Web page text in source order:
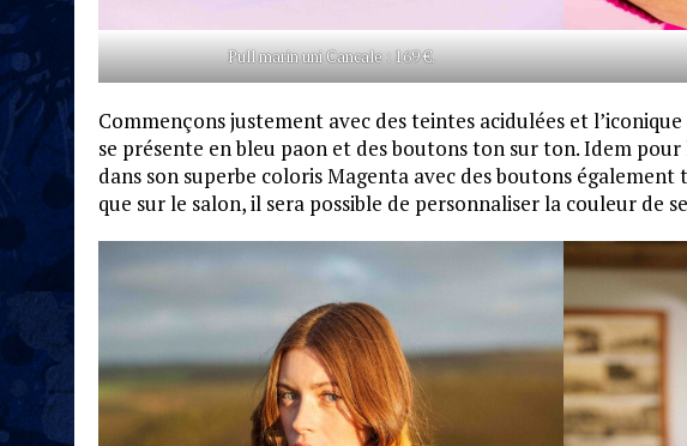
Pull marin uni Cancale : 169 €.
Commençons justement avec des teintes acidulées et
se présente en bleu paon et des boutons ton sur ton. Idem
dans son superbe coloris Magenta avec des boutons
que sur le salon, il sera possible de personnaliser la couleur de